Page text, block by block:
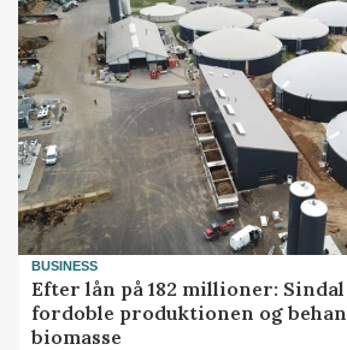
BUSINESS
Efter lån på 182 millioner:
fordoble produktionen og
biomasse